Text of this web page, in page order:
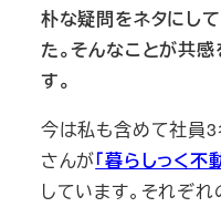
朴な疑問をネタにし
た。そんなことが共
す。
今は私も含めて社員
さんが「暮らしっく不
しています。それぞ